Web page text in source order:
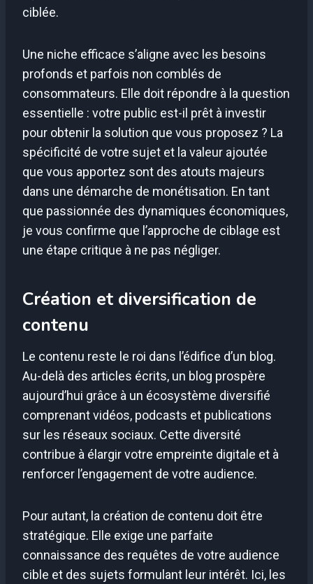
ciblée.
Une niche efficace s’aligne avec les besoins
profonds et parfois non comblés de
consommateurs. Elle doit répondre à la question
essentielle : votre public est-il prêt à investir
pour obtenir la solution que vous proposez ? La
spécificité de votre sujet et la valeur ajoutée
que vous apportez sont des atouts majeurs
dans une démarche de monétisation. En tant
que passionnée des dynamiques économiques,
je vous confirme que l’approche de ciblage est
une étape critique à ne pas négliger.
Création et diversification de
contenu
Le contenu reste le roi dans l’édifice d’un blog.
Au-delà des articles écrits, un blog prospère
aujourd’hui grâce à un écosystème diversifié
comprenant vidéos, podcasts et publications
sur les réseaux sociaux. Cette diversité
contribue à élargir votre empreinte digitale et à
renforcer l’engagement de votre audience.
Pour autant, la création de contenu doit être
stratégique. Elle exige une parfaite
connaissance des requêtes de votre audience
cible et des sujets formulant leur intérêt. Ici, les